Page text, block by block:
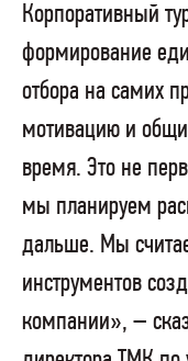
Корпоративный
формирование
отбора на самих
мотивацию и
время. Это не
мы планируем
дальше. Мы
инструментов
компании», –